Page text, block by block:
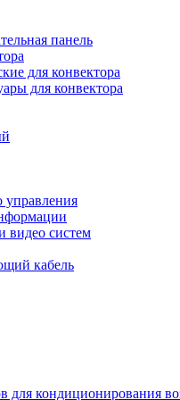
панель
для конвектора
для конвектора
управления
видео систем
кабель
для кондиционирования